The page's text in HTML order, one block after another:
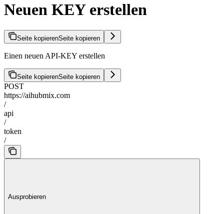
Neuen KEY erstellen
Seite kopierenSeite kopieren
Einen neuen API-KEY erstellen
Seite kopierenSeite kopieren
POST
https://aihubmix.com
/
api
/
token
/
Ausprobieren